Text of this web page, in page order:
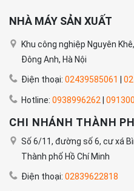
NHÀ MÁY SẢN XUẤT
Khu công nghiệp Nguyên
Đông Anh, Hà Nội
Điện thoại: 02439585061
Hotline: 0938996262
CHI NHÁNH THÀNH
Số 6/11, đường số 6, cư xá
Thành phố Hồ Chí Minh
Điện thoại: 02839622818